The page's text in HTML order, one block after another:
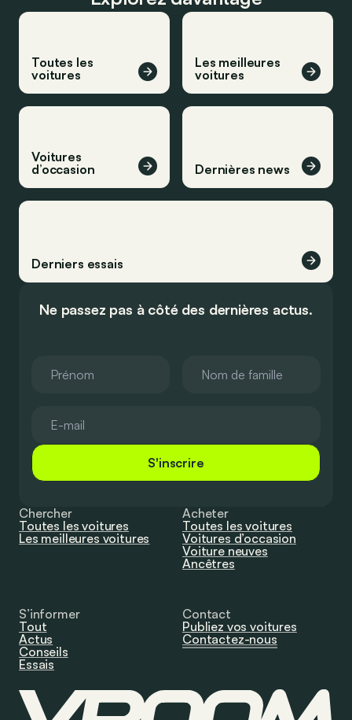
Toutes les
voitures
Les meilleures
voitures
Voitures
d’occasion
Dernières news
Derniers essais
Ne passez pas à côté des dernières actus.
S'inscrire
Chercher
Toutes les voitures
Les meilleures voitures
Acheter
Toutes les voitures
Voitures d’occasion
Voiture neuves
Ancêtres
S’informer
Tout
Actus
Conseils
Essais
Contact
Publiez vos voitures
Contactez-nous